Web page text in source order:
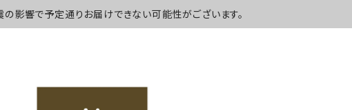
影響で予定通りお届けできない可能性がございます。